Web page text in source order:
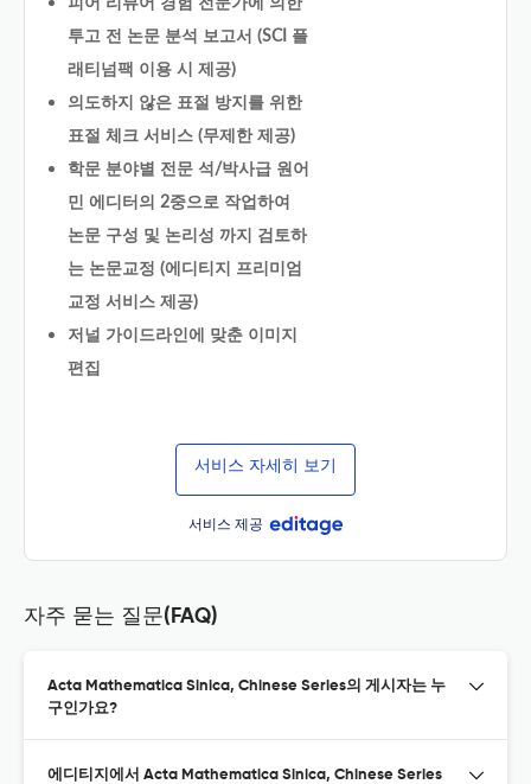
투고 전 논문 분석 보고서 (SCI 플
래티넘팩 이용 시 제공)
의도하지 않은 표절 방지를 위한
표절 체크 서비스 (무제한 제공)
학문 분야별 전문 석/박사급 원어
민 에디터의 2중으로 작업하여
논문 구성 및 논리성 까지 검토하
는 논문교정 (에디티지 프리미엄
교정 서비스 제공)
저널 가이드라인에 맞춘 이미지
편집
서비스 자세히 보기
서비스 제공
자주 묻는 질문(FAQ)
Acta Mathematica Sinica, Chinese Series의 게시자는 누
구인가요?
에디티지에서 Acta Mathematica Sinica, Chinese Series